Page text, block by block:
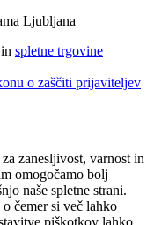
Ljubljana
in spletne trgovine
o zaščiti prijaviteljev
zanesljivost, varnost in
omogočamo bolj
naše spletne strani.
čemer si več lahko